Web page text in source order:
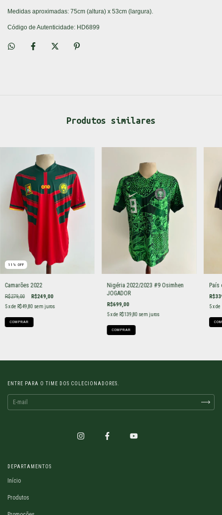
Medidas aproximadas: 75cm (altura) x 53cm (largura).
Código de Autenticidade: HD6899
Produtos similares
11 % OFF
Camarões 2022
R$279,00 R$249,00
5x de R$49,80 sem juros
COMPRAR
Nigéria 2022/2023 #9 Osimhen
JOGADOR
R$699,00
5x de R$139,80 sem juros
COMPRAR
País
5 x de
ENTRE PARA O TIME DOS COLECIONADORES.
DEPARTAMENTOS
Início
Produtos